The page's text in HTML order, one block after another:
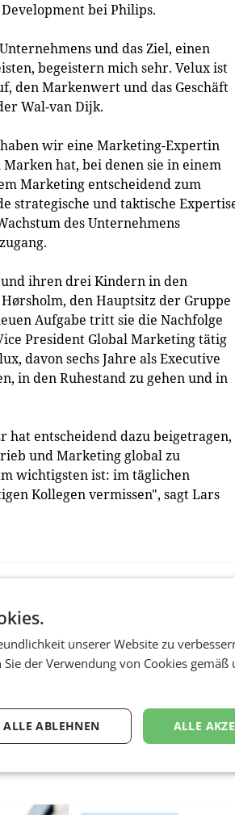
bei Philips.
und das Ziel, einen
begeistern mich sehr. Velux ist
den Markenwert und das Geschäft
Wal-van Dijk.
wir eine Marketing-Expertin
hat, bei denen sie in einem
Marketing entscheidend zum
strategische und taktische
des Unternehmens
ihren drei Kindern in den
den Hauptsitz der Gruppe
Aufgabe tritt sie die Nachfolge
President Global Marketing tätig
davon sechs Jahre als Executive
in den Ruhestand zu gehen und in
hat entscheidend dazu beigetragen,
und Marketing global zu
wichtigsten ist: im täglichen
Kollegen vermissen", sagt Lars
unserer Website zu
der Verwendung von Cookies gemäß
ALLE
ALLE ABLEHNEN